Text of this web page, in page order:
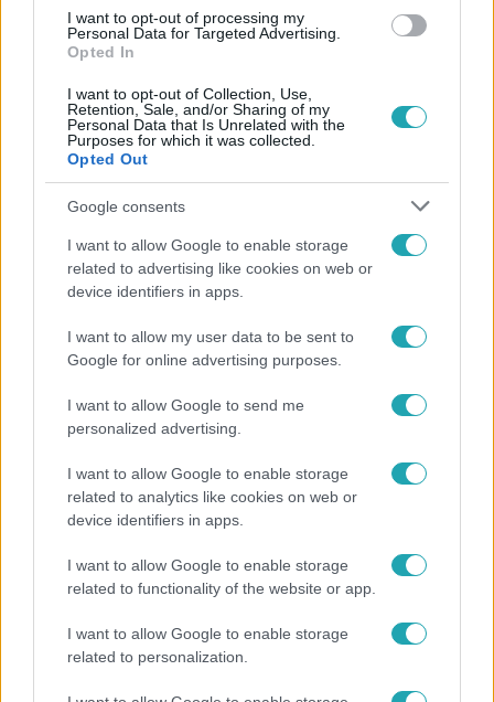
I want to opt-out of processing my
Personal Data for Targeted Advertising.
Opted In
I want to opt-out of Collection, Use,
Retention, Sale, and/or Sharing of my
Personal Data that Is Unrelated with the
Purposes for which it was collected.
Opted Out
Google consents
I want to allow Google to enable storage
related to advertising like cookies on web or
device identifiers in apps.
I want to allow my user data to be sent to
Google for online advertising purposes.
I want to allow Google to send me
personalized advertising.
I want to allow Google to enable storage
related to analytics like cookies on web or
device identifiers in apps.
I want to allow Google to enable storage
related to functionality of the website or app.
I want to allow Google to enable storage
related to personalization.
Átvonul a hidegfront az országon – így alakul a
hőmérséklet a hét második felében
Reggeli